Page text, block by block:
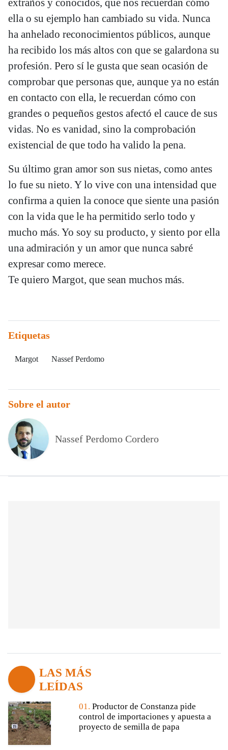
ella o su ejemplo han cambiado su vida. Nunca
ha anhelado reconocimientos públicos, aunque
ha recibido los más altos con que se galardona su
profesión. Pero sí le gusta que sean ocasión de
comprobar que personas que, aunque ya no están
en contacto con ella, le recuerdan cómo con
grandes o pequeños gestos afectó el cauce de sus
vidas. No es vanidad, sino la comprobación
existencial de que todo ha valido la pena.
Su último gran amor son sus nietas, como antes
lo fue su nieto. Y lo vive con una intensidad que
confirma a quien la conoce que siente una pasión
con la vida que le ha permitido serlo todo y
mucho más. Yo soy su producto, y siento por ella
una admiración y un amor que nunca sabré
expresar como merece.
Te quiero Margot, que sean muchos más.
Etiquetas
Margot Nassef Perdomo
Sobre el autor
Nassef Perdomo Cordero
LAS MÁS
LEÍDAS
01. Productor de Constanza pide
control de importaciones y apuesta a
proyecto de semilla de papa